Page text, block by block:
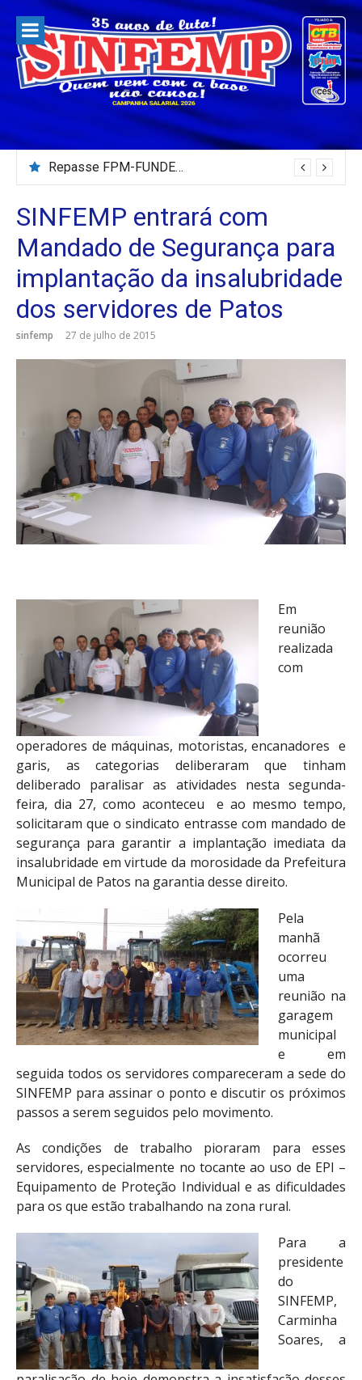
para
conteúdo
Repasse FPM-FUNDEB – Julho/2026
SINFEMP entrará com
Mandado de Segurança para
implantação da insalubridade
dos servidores de Patos
sinfemp 27 de julho de 2015
Em
reunião
realizada
com
operadores de máquinas, motoristas, encanadores e
garis, as categorias deliberaram que tinham
deliberado paralisar as atividades nesta segunda-
feira, dia 27, como aconteceu e ao mesmo tempo,
solicitaram que o sindicato entrasse com mandado de
segurança para garantir a implantação imediata da
insalubridade em virtude da morosidade da Prefeitura
Municipal de Patos na garantia desse direito.
Pela
manhã
ocorreu
uma
reunião na
garagem
municipal
e em
seguida todos os servidores compareceram a sede do
SINFEMP para assinar o ponto e discutir os próximos
passos a serem seguidos pelo movimento.
As condições de trabalho pioraram para esses
servidores, especialmente no tocante ao uso de EPI –
Equipamento de Proteção Individual e as dificuldades
para os que estão trabalhando na zona rural.
Para a
presidente
do
SINFEMP,
Carminha
Soares, a